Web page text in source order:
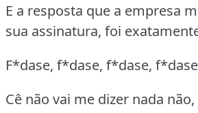
E a resposta que a empresa
sua assinatura, foi
F*dase, f*dase, f*dase,
Cê não vai me dizer nada não,